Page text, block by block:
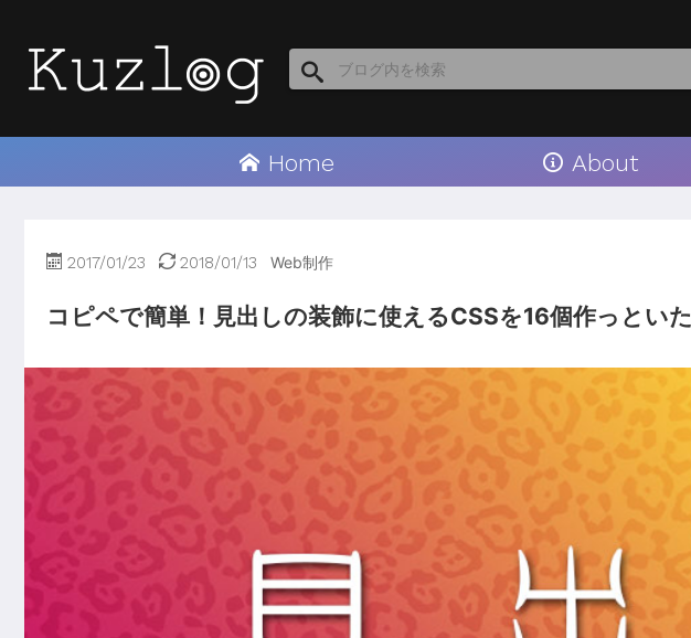
Home About
2017/01/23 2018/01/13 Web制作
コピペで簡単！見出しの装飾に使えるCSSを16個作っといた